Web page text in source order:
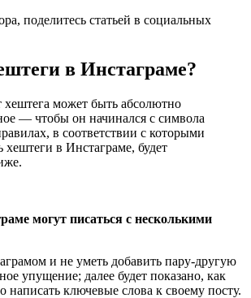
поделитесь статьей в социальных
в Инстаграме?
хештега может быть абсолютно
— чтобы он начинался с символа
в соответствии с которыми
хештеги в Инстаграме, будет
могут писаться с несколькими
и не уметь добавить пару-другую
упущение; далее будет показано, как
написать ключевые слова к своему посту.